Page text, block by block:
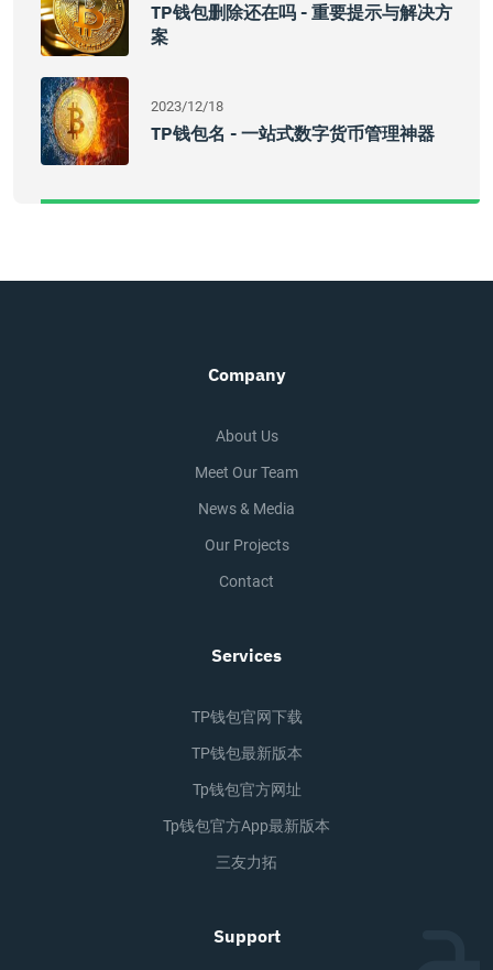
TP钱包删除还在吗 - 重要提示与解决方
案
2023/12/18
TP钱包名 - 一站式数字货币管理神器
Company
About Us
Meet Our Team
News & Media
Our Projects
Contact
Services
TP钱包官网下载
TP钱包最新版本
Tp钱包官方网址
Tp钱包官方app最新版本
三友力拓
Support